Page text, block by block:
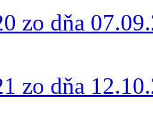
zo dňa
zo dňa